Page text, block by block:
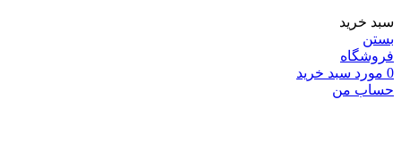
سبد خرید
بستن
فروشگاه
0 مورد سبد خرید
حساب من